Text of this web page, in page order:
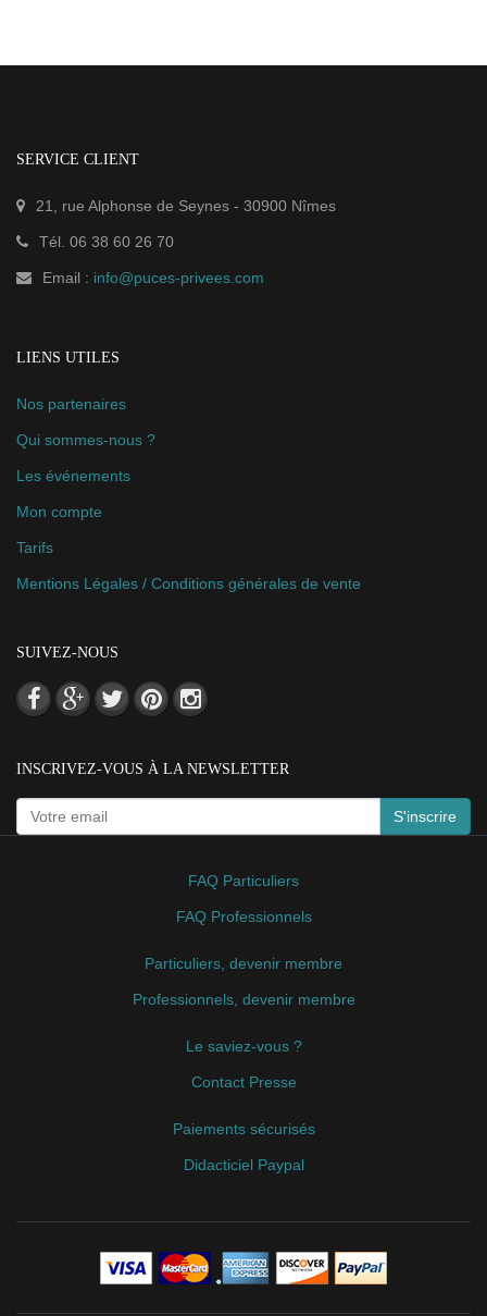
SERVICE CLIENT
21, rue Alphonse de Seynes - 30900 Nîmes
Tél. 06 38 60 26 70
Email : info@puces-privees.com
LIENS UTILES
Nos partenaires
Qui sommes-nous ?
Les événements
Mon compte
Tarifs
Mentions Légales / Conditions générales de vente
SUIVEZ-NOUS
INSCRIVEZ-VOUS À LA NEWSLETTER
S'inscrire
FAQ Particuliers
FAQ Professionnels
Particuliers, devenir membre
Professionnels, devenir membre
Le saviez-vous ?
Contact Presse
Paiements sécurisés
Didacticiel Paypal